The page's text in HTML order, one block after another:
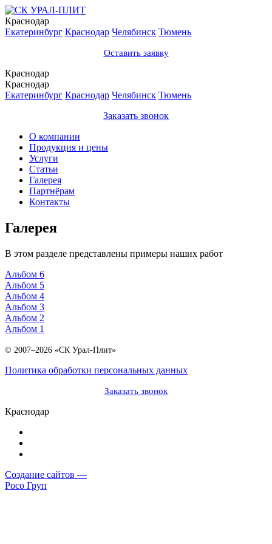
Краснодар
Екатеринбург Краснодар Челябинск Тюмень
Оставить заявку
Краснодар
Краснодар
Екатеринбург Краснодар Челябинск Тюмень
Заказать звонок
О компании
Продукция и цены
Услуги
Статьи
Галерея
Партнёрам
Контакты
Галерея
В этом разделе представлены примеры наших работ
Альбом 6
Альбом 5
Альбом 4
Альбом 3
Альбом 2
Альбом 1
© 2007–2026 «СК Урал-Плит»
Политика обработки персональных данных
Заказать звонок
Краснодар
Создание сайтов —
Росо Груп